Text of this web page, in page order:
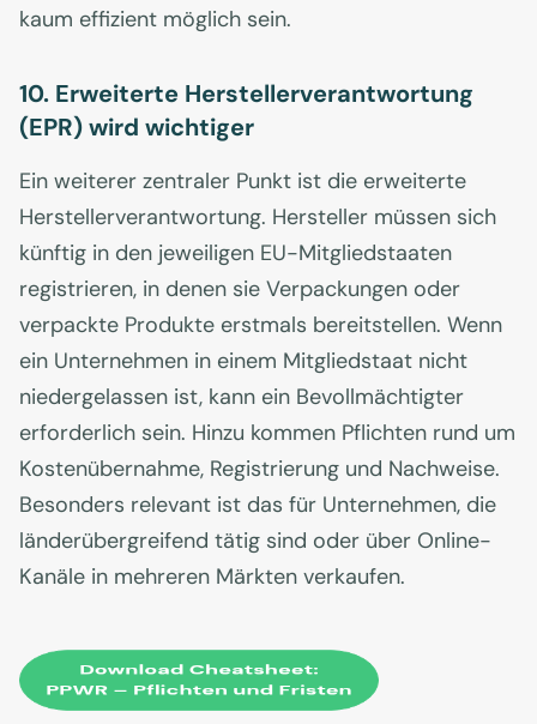
kaum effizient möglich sein.
10. Erweiterte Herstellerverantwortung
(EPR) wird wichtiger
Ein weiterer zentraler Punkt ist die erweiterte
Herstellerverantwortung. Hersteller müssen sich
künftig in den jeweiligen EU-Mitgliedstaaten
registrieren, in denen sie Verpackungen oder
verpackte Produkte erstmals bereitstellen. Wenn
ein Unternehmen in einem Mitgliedstaat nicht
niedergelassen ist, kann ein Bevollmächtigter
erforderlich sein. Hinzu kommen Pflichten rund um
Kostenübernahme, Registrierung und Nachweise.
Besonders relevant ist das für Unternehmen, die
länderübergreifend tätig sind oder über Online-
Kanäle in mehreren Märkten verkaufen.